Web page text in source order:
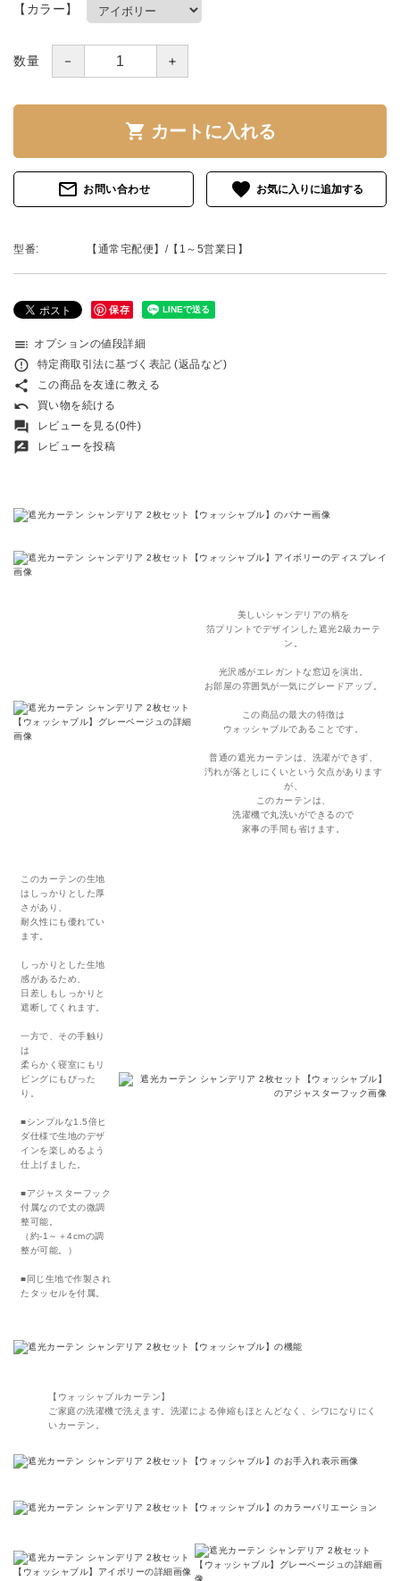
【カラー】
数量 － ＋
shopping_cart カートに入れる
mail_outline お問い合わせ favorite
型番: 【通常宅配便】/【1～5営業日】
保存
toc オプションの値段詳細
error_outline 特定商取引法に基づく表記 (返品など)
share この商品を友達に教える
undo 買い物を続ける
forum レビューを見る(0件)
rate_review レビューを投稿
美しいシャンデリアの柄を
箔プリントでデザインした遮光2級カーテ
ン。
光沢感がエレガントな窓辺を演出。
お部屋の雰囲気が一気にグレードアップ。
この商品の最大の特徴は
ウォッシャブルであることです。
普通の遮光カーテンは、洗濯ができず、
汚れが落としにくいという欠点があります
が、
このカーテンは、
洗濯機で丸洗いができるので
家事の手間も省けます。
このカーテンの生地
はしっかりとした厚
さがあり、
耐久性にも優れてい
ます。
しっかりとした生地
感があるため、
日差しもしっかりと
遮断してくれます。
一方で、その手触り
は
柔らかく寝室にもリ
ビングにもぴった
り。
■シンプルな1.5倍ヒ
ダ仕様で生地のデザ
インを楽しめるよう
仕上げました。
■アジャスターフック
付属なので丈の微調
整可能。
（約-1～＋4cmの調
整が可能。）
■同じ生地で作製され
たタッセルを付属。
【ウォッシャブルカーテン】
ご家庭の洗濯機で洗えます。洗濯による伸縮もほとんどなく、シワになりにく
いカーテン。